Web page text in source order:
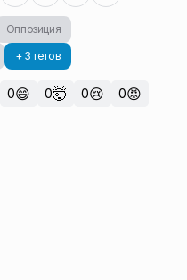
Оппозиция
+ 3 тегов
0😄 0🤯 0😢 0😡